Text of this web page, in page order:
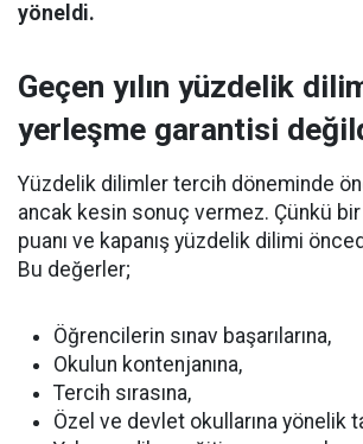
yöneldi.
Geçen yılın yüzdelik
yerleşme garantisi
Yüzdelik dilimler tercih döneminde
ancak kesin sonuç vermez. Çünkü
puanı ve kapanış yüzdelik dilimi
Bu değerler;
Öğrencilerin sınav başarılarına,
Okulun kontenjanına,
Tercih sırasına,
Özel ve devlet okullarına yönelik